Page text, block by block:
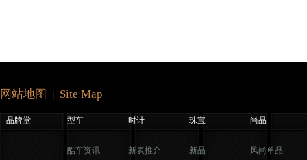
网站地图 | Site Map
品牌堂 型车 时计 珠宝 尚品
酷车资讯 新表推介 新品 风尚单品